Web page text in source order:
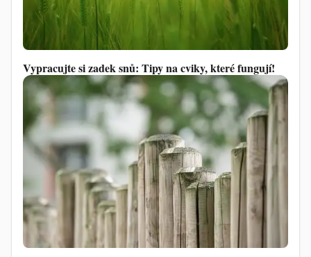
Vypracujte si zadek snů: Tipy na cviky, které fungují!